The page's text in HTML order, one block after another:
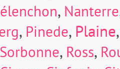
, Nanterre
, Pinede, Plaine
, Ross,